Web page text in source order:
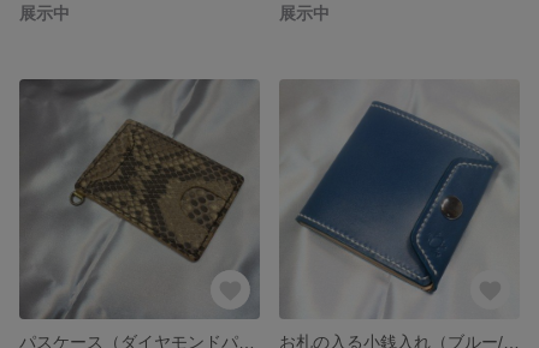
展示中
展示中